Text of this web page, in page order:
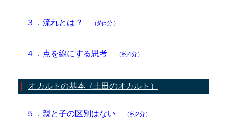
３．流れとは？ （約5分）
４．点を線にする思考 （約4分）
オカルトの基本（土田のオカルト）
５．親と子の区別はない （約2分）